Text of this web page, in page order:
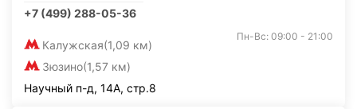
+7 (499) 288-05-36
Калужская(1,09 км)
Зюзино(1,57 км)
Пн-Вс: 09:00 - 21:00
Научный п-д, 14А, стр.8